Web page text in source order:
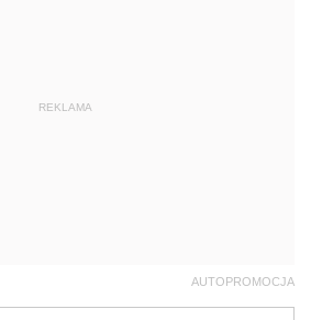
REKLAMA
AUTOPROMOCJA